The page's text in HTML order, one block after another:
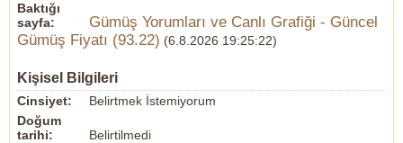
Baktığı
sayfa:
Gümüş Yorumları ve Canlı Grafiği - Güncel
Gümüş Fiyatı (93.22) (6.8.2026 19:25:22)
Kişisel Bilgileri
Cinsiyet:
Belirtmek İstemiyorum
Doğum
tarihi:
Belirtilmedi